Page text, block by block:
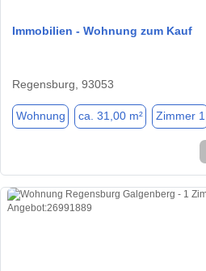
Immobilien - Wohnung zum Kauf
Regensburg, 93053
Wohnung ca. 31,00 m² Zimmer 1